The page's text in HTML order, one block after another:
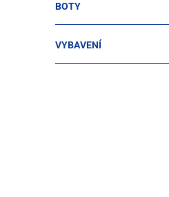
BOTY
VYBAVENÍ